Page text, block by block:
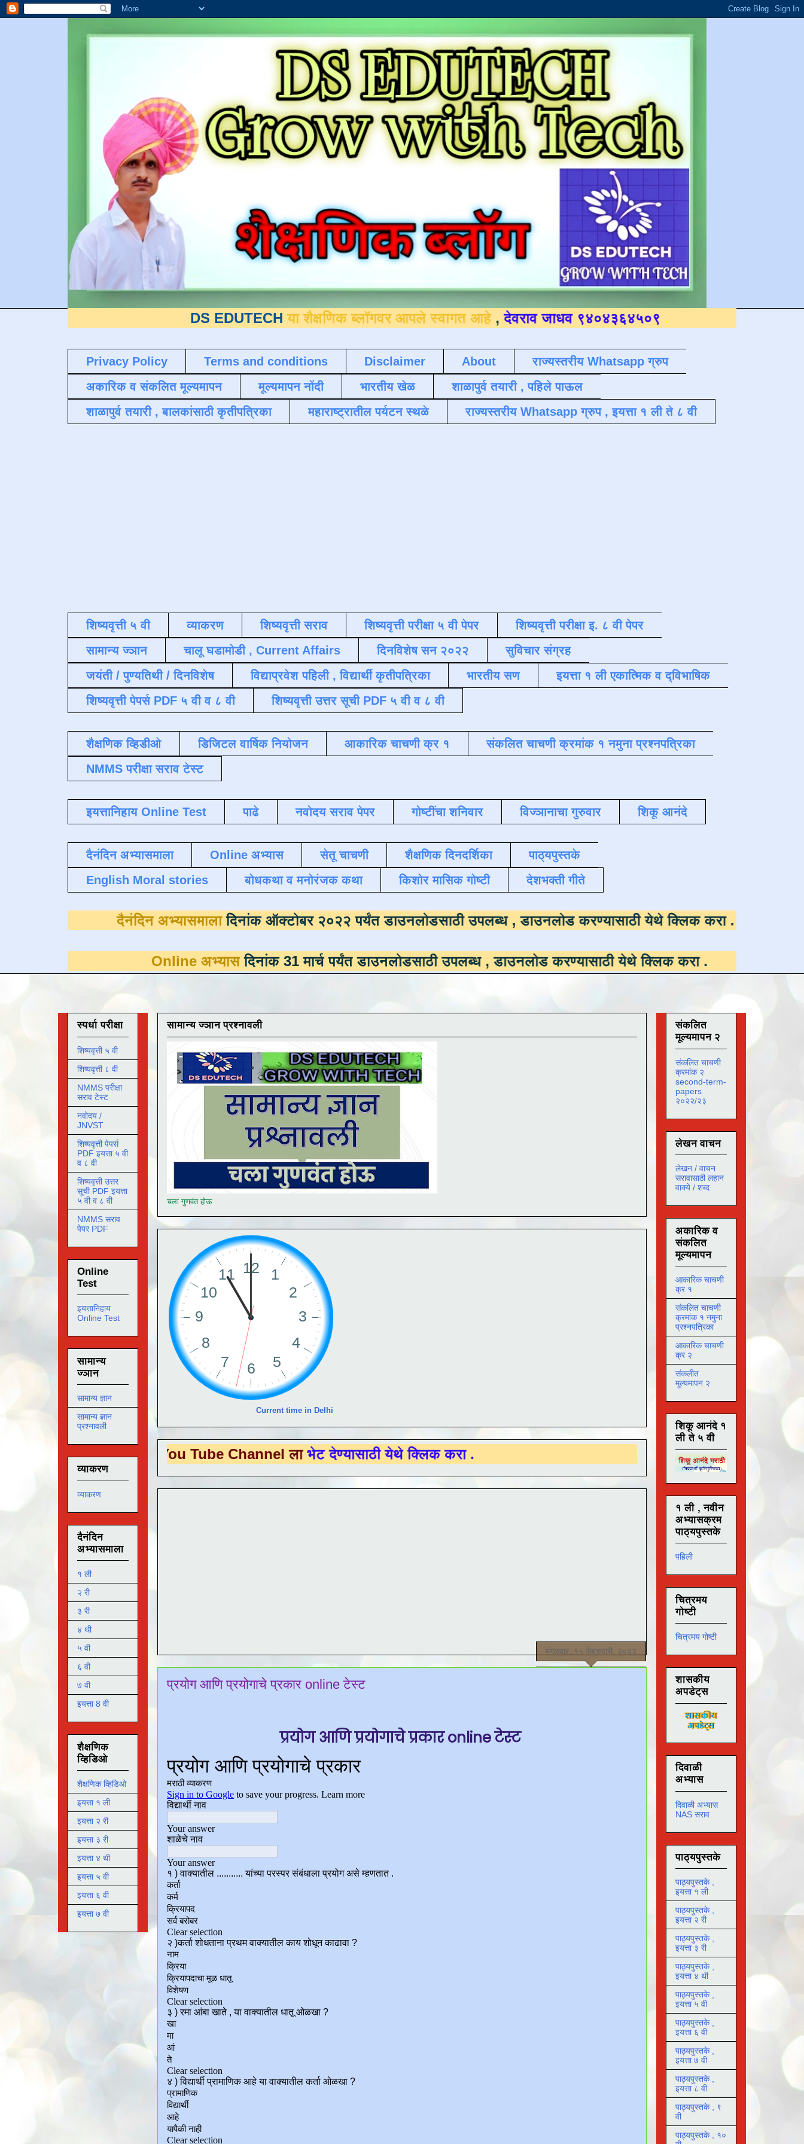
DS EDUTECH या शैक्षणिक ब्लॉगवर आपले स्वागत आहे ,देवराव जाधव ९४०४३६४५०९ .
Privacy Policy Terms and conditions Disclaimer About
राज्यस्तरीय Whatsapp ग्रुप
अकारिक व संकलित मूल्यमापन
मूल्यमापन नोंदी भारतीय खेळ
शाळापुर्व तयारी , पहिले पाऊल
शाळापुर्व तयारी , बालकांसाठी कृतीपत्रिका
महाराष्ट्रातील पर्यटन स्थळे राज्यस्तरीय Whatsapp ग्रुप , इयत्ता १ ली ते ८ वी
शिष्यवृत्ती ५ वी व्याकरण शिष्यवृत्ती सराव शिष्यवृत्ती परीक्षा ५ वी पेपर
शिष्यवृत्ती परीक्षा इ. ८ वी पेपर
सामान्य ज्ञान
चालू घडामोडी , Current Affairs दिनविशेष सन २०२२
सुविचार संग्रह
जयंती / पुण्यतिथी / दिनविशेष
विद्याप्रवेश पहिली , विद्यार्थी कृतीपत्रिका भारतीय सण
इयत्ता १ ली एकात्मिक व द्विभाषिक
शिष्यवृत्ती पेपर्स PDF ५ वी व ८ वी
शिष्यवृत्ती उत्तर सूची PDF ५ वी व ८ वी
शैक्षणिक व्हिडीओ डिजिटल वार्षिक नियोजन आकारिक चाचणी क्र १
संकलित चाचणी क्रमांक १ नमुना प्रश्नपत्रिका
NMMS परीक्षा सराव टेस्ट
इयत्तानिहाय Online Test पाढे नवोदय सराव पेपर गोष्टींचा शनिवार विज्ञानाचा गुरुवार शिकू आनंदे
दैनंदिन अभ्यासमाला Online अभ्यास सेतू चाचणी शैक्षणिक दिनदर्शिका
पाठ्यपुस्तके
English Moral stories
बोधकथा व मनोरंजक कथा किशोर मासिक गोष्टी देशभक्ती गीते
दैनंदिन अभ्यासमालादिनांक ऑक्टोबर २०२२ पर्यंत डाउनलोडसाठी उपलब्ध ,डाउनलोड करण्यासाठी येथे क्लिक करा
Online अभ्यासदिनांक 31 मार्च पर्यंत डाउनलोडसाठी उपलब्ध ,डाउनलोड करण्यासाठी येथे क्लिक करा.
सामान्य ज्ञान प्रश्नावली
चला गुणवंत होऊ
Current time in Delhi
EDUTECHया You Tube Channel लाभेट देण्यासाठी येथे क्लिक करा .
मंगळवार, १५ फेब्रुवारी, २०२२
प्रयोग आणि प्रयोगाचे प्रकार online टेस्ट
प्रयोग आणि प्रयोगाचे प्रकार online टेस्ट
स्पर्धा परीक्षा
शिष्यवृत्ती ५ वी
शिष्यवृत्ती ८ वी
NMMS परीक्षा
सराव टेस्ट
नवोदय /
JNVST
शिष्यवृत्ती पेपर्स
PDF इयत्ता ५ वी
व ८ वी
शिष्यवृत्ती उत्तर
सूची PDF इयत्ता
५ वी व ८ वी
NMMS सराव
पेपर PDF
Online
Test
इयत्तानिहाय
Online Test
सामान्य
ज्ञान
सामान्य ज्ञान
सामान्य ज्ञान
प्रश्नावली
व्याकरण
व्याकरण
दैनंदिन
अभ्यासमाला
१ ली
२ री
३ री
४ थी
५ वी
६ वी
७ वी
इयत्ता 8 वी
शैक्षणिक
व्हिडिओ
शैक्षणिक व्हिडिओ
इयत्ता १ ली
इयत्ता २ री
इयत्ता ३ री
इयत्ता ४ थी
इयत्ता ५ वी
इयत्ता ६ वी
इयत्ता ७ वी
संकलित
मूल्यमापन २
संकलित चाचणी
क्रमांक २
second-term-
papers
२०२२/२३
लेखन वाचन
लेखन / वाचन
सरावासाठी लहान
वाक्ये / शब्द
अकारिक व
संकलित
मूल्यमापन
आकारिक चाचणी
क्र १
संकलित चाचणी
क्रमांक १ नमुना
प्रश्नपत्रिका
आकारिक चाचणी
क्र २
संकलीत
मूल्यमापन २
शिकू आनंदे १
ली ते ५ वी
१ ली , नवीन
अभ्यासक्रम
पाठ्यपुस्तके
पहिली
चित्रमय
गोष्टी
चित्रमय गोष्टी
शासकीय
अपडेट्स
दिवाळी
अभ्यास
दिवाळी अभ्यास
NAS सराव
पाठ्यपुस्तके
पाठ्यपुस्तके ,
इयत्ता १ ली
पाठ्यपुस्तके ,
इयत्ता २ री
पाठ्यपुस्तके ,
इयत्ता ३ री
पाठ्यपुस्तके ,
इयत्ता ४ थी
पाठ्यपुस्तके ,
इयत्ता ५ वी
पाठ्यपुस्तके ,
इयत्ता ६ वी
पाठ्यपुस्तके ,
इयत्ता ७ वी
पाठ्यपुस्तके ,
इयत्ता ८ वी
पाठ्यपुस्तके , ९
वी
पाठ्यपुस्तके , १०